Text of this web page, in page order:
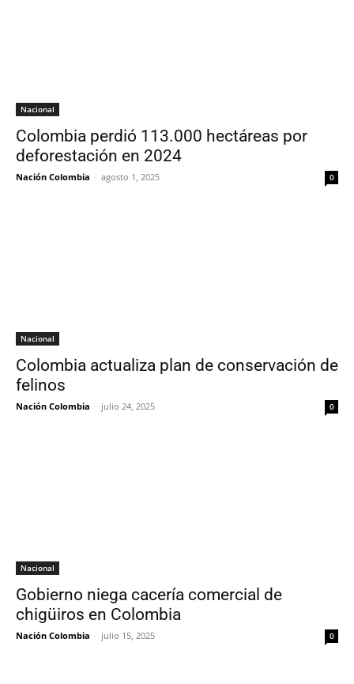
Nacional
Colombia perdió 113.000 hectáreas por
deforestación en 2024
Nación Colombia - agosto 1, 2025 0
Nacional
Colombia actualiza plan de conservación de
felinos
Nación Colombia - julio 24, 2025 0
Nacional
Gobierno niega cacería comercial de
chigüiros en Colombia
Nación Colombia - julio 15, 2025 0